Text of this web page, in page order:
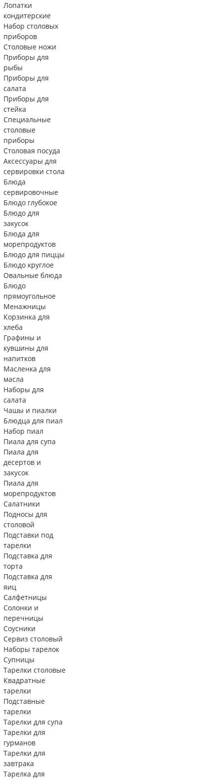
Лопатки
кондитерские
Набор столовых
приборов
Столовые ножи
Приборы для
рыбы
Приборы для
салата
Приборы для
стейка
Специальные
столовые
приборы
Столовая посуда
Аксессуары для
сервировки стола
Блюда
сервировочные
Блюдо глубокое
Блюдо для
закусок
Блюда для
морепродуктов
Блюдо для пиццы
Блюдо круглое
Овальные блюда
Блюдо
прямоугольное
Менажницы
Корзинка для
хлеба
Графины и
кувшины для
напитков
Масленка для
масла
Наборы для
салата
Чашы и пиалки
Блюдца для пиал
Набор пиал
Пиала для супа
Пиала для
десертов и
закусок
Пиала для
морепродуктов
Салатники
Подносы для
столовой
Подставки под
тарелки
Подставка для
торта
Подставка для
яиц
Салфетницы
Солонки и
перечницы
Соусники
Сервиз столовый
Наборы тарелок
Супницы
Тарелки столовые
Квадратные
тарелки
Подставные
тарелки
Тарелки для супа
Тарелки для
гурманов
Тарелки для
завтрака
Тарелка для